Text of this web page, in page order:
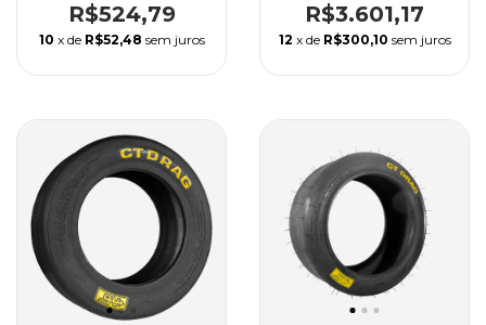
R$524,79
10 x de R$52,48 sem juros
R$3.601,17
12 x de R$300,10 sem juros